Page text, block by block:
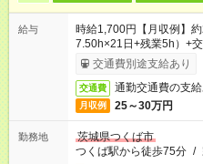
給与
時給1,700円【月収例】
7.50h×21日+残業5h）+
交通費別途支給あり
交通費 通勤交通費の支
月収例 25～30万円
勤務地
茨城県つくば市
つくば駅から徒歩75分 /